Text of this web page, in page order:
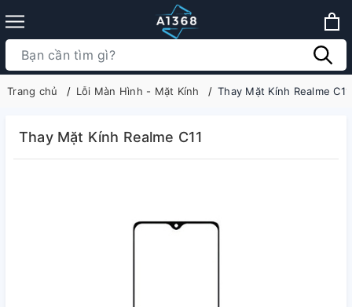
Trang chủ Lỗi Màn Hình - Mặt Kính Thay Mặt Kính Realme C11
Thay Mặt Kính Realme C11